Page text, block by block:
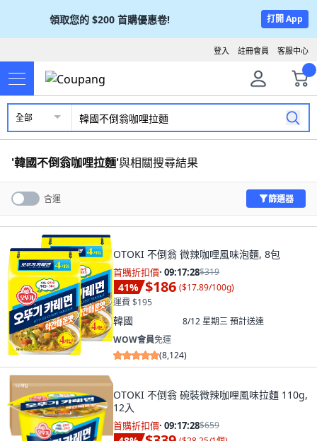
領取您的 $200 首購優惠卷! 打開 App
客服中心
註冊會員
登入
全部
'韓國不倒翁咖哩拉麵'與相關搜尋結果
含運 篩選器
OTOKI 不倒翁 微辣咖哩風味泡麵, 8包
首購折扣價· 09:17:26$319
41% $186 ($17.89/100g)
運費 $195
韓國 8/12 星期三預計送達
WOW會員免運
(8,124)
OTOKI 不倒翁 碗裝微辣咖哩風味拉麵 110g,
12入
首購折扣價· 09:17:26$659